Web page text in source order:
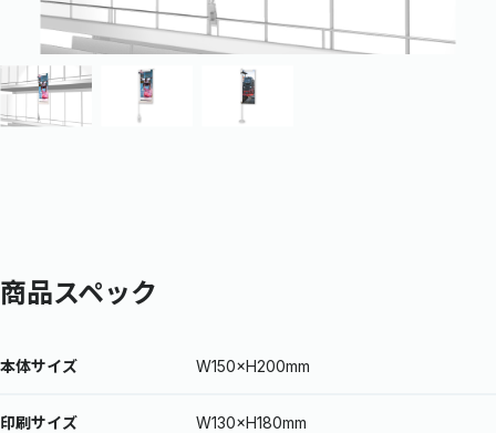
商品スペック
本体サイズ W150×H200mm
印刷サイズ W130×H180mm